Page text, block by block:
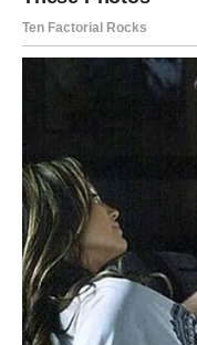
Smjernice za
donjeg rublja
Mijenjajte ga